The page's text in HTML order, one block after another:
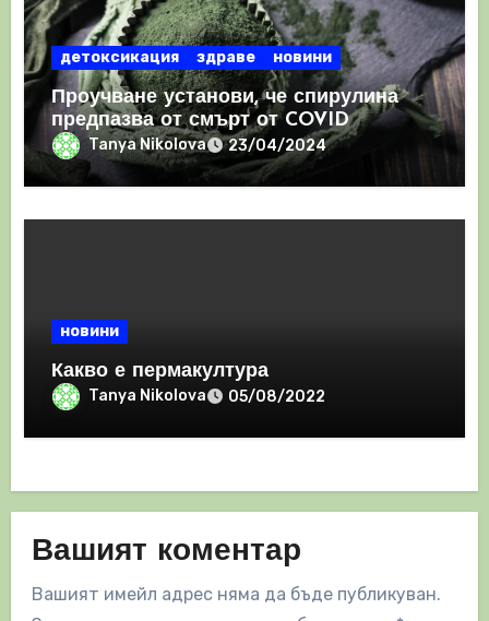
детоксикация здраве новини
Проучване установи, че спирулина
предпазва от смърт от COVID
Tanya Nikolova 23/04/2024
новини
Какво е пермакултура
Tanya Nikolova 05/08/2022
Вашият коментар
Вашият имейл адрес няма да бъде публикуван.